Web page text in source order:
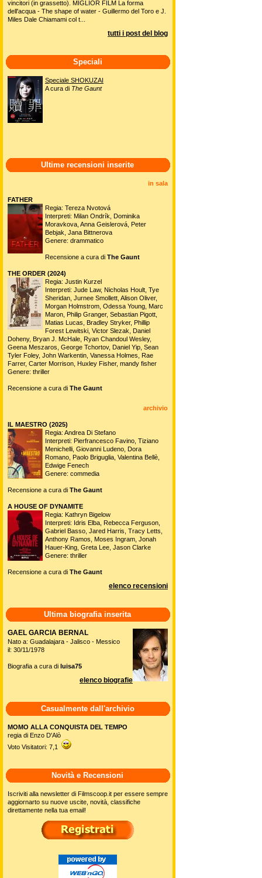
vincitori (in grassetto). MIGLIOR FILM La forma
dell'acqua - The shape of water - Guillermo del Toro e J.
Miles Dale Chiamami col t...
tutti i post del blog
Speciali
Speciale SHOKUZAI
A cura di The Gaunt
Ultime recensioni inserite
in sala
FATHER
Regia: Tereza Nvotová
Interpreti: Milan Ondrík, Dominika
Moravkova, Anna Geislerová, Peter
Bebjak, Jana Bittnerova
Genere: drammatico
Recensione a cura di The Gaunt
THE ORDER (2024)
Regia: Justin Kurzel
Interpreti: Jude Law, Nicholas Hoult, Tye
Sheridan, Jurnee Smollett, Alison Oliver,
Morgan Holmstrom, Odessa Young, Marc
Maron, Philip Granger, Sebastian Pigott,
Matias Lucas, Bradley Stryker, Phillip
Forest Lewitski, Victor Slezak, Daniel
Doheny, Bryan J. McHale, Ryan Chandoul Wesley,
Geena Meszaros, George Tchortov, Daniel Yip, Sean
Tyler Foley, John Warkentin, Vanessa Holmes, Rae
Farrer, Carter Morrison, Huxley Fisher, mandy fisher
Genere: thriller
Recensione a cura di The Gaunt
archivio
IL MAESTRO (2025)
Regia: Andrea Di Stefano
Interpreti: Pierfrancesco Favino, Tiziano
Menichelli, Giovanni Ludeno, Dora
Romano, Paolo Briguglia, Valentina Bellè,
Edwige Fenech
Genere: commedia
Recensione a cura di The Gaunt
A HOUSE OF DYNAMITE
Regia: Kathryn Bigelow
Interpreti: Idris Elba, Rebecca Ferguson,
Gabriel Basso, Jared Harris, Tracy Letts,
Anthony Ramos, Moses Ingram, Jonah
Hauer-King, Greta Lee, Jason Clarke
Genere: thriller
Recensione a cura di The Gaunt
elenco recensioni
Ultima biografia inserita
GAEL GARCIA BERNAL
Nato a: Guadalajara - Jalisco - Messico
il: 30/11/1978
Biografia a cura di luisa75
elenco biografie
Casualmente dall'archivio
MOMO ALLA CONQUISTA DEL TEMPO
regia di Enzo D'Alò
Voto Visitatori: 7,1
Novità e Recensioni
Iscriviti alla newsletter di Filmscoop.it per essere sempre
aggiornarto su nuove uscite, novità, classifiche
direttamente nella tua email!